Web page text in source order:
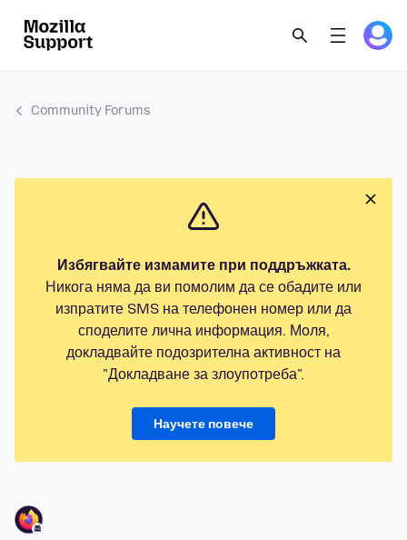
Community Forums
Избягвайте измамите при поддръжката.
Никога няма да ви помолим да се обадите или
изпратите SMS на телефонен номер или да
споделите лична информация. Моля,
докладвайте подозрителна активност на
"Докладване за злоупотреба".
Научете повече